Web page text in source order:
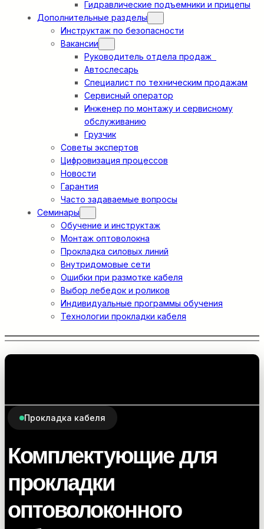
Гидравлические подъемники и прицепы
Дополнительные разделы
Инструктаж по безопасности
Вакансии
Руководитель отдела продаж
Автослесарь
Специалист по техническим продажам
Сервисный оператор
Инженер по монтажу и сервисному
обслуживанию
Грузчик
Советы экспертов
Цифровизация процессов
Новости
Гарантия
Часто задаваемые вопросы
Семинары
Обучение и инструктаж
Монтаж оптоволокна
Прокладка силовых линий
Внутридомовые сети
Ошибки при размотке кабеля
Выбор лебедок и роликов
Индивидуальные программы обучения
Технологии прокладки кабеля
Прокладка кабеля
Комплектующие для
прокладки
оптоволоконного